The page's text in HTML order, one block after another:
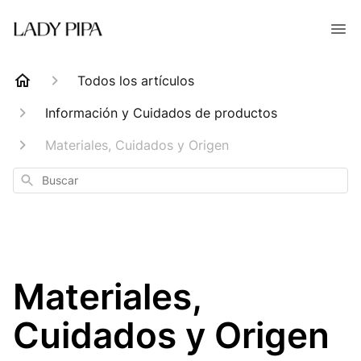
Todos los artículos
Información y Cuidados de productos
Materiales, Cuidados y Origen
Buscar
Materiales,
Cuidados y Origen